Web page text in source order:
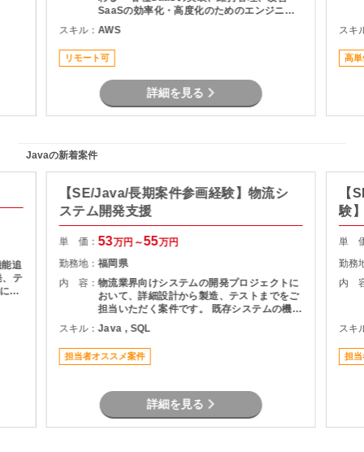
SaaSの効率化・高度化のためのエンジニア
リング ・SaaSのシステム課題・障害に対す
る対策の計画と実装 ・社内NWやオンプレサ
ーバの運用保守 ・拠点のネットワーク配備担
当
スキル：AWS
リモート可
詳細を見る
スキ
高単
Javaの新着案件
追
、テ
し
【SE/Java/長期案件参画経験】物流シ
ステム開発支援
単 価：53万円～55万円
勤務地：福岡県
内 容：物流業界向けシステムの開発プロジェクトに
おいて、詳細設計から製造、テストまでをご
担当いただく案件です。 既存システムの機能
追加や改修を中心に対応いただき、長期的に
プロジェクトへ参画できる環境となっていま
す。 物流システムの経験がなくても、Java
による業務系開発経験を活かして参画可能で
スキル：Java , SQL
担当者オススメ案件
詳細を見る
【
験
援
単
勤務
内
スキ
担当